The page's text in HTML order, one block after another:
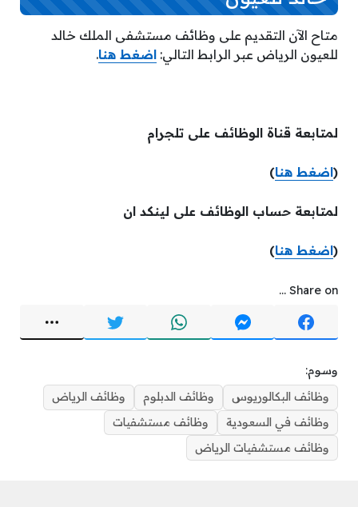
متاح الآن التقديم على وظائف مستشفى الملك خالد
للعيون الرياض عبر الرابط التالي: اضغط هنا.
لمتابعة قناة الوظائف على تلجرام
(اضغط هنا)
لمتابعة حساب الوظائف على لينكد ان
(اضغط هنا)
Share on ...
وسوم:
وظائف البكالوريوس
وظائف الدبلوم
وظائف الرياض
وظائف في السعودية
وظائف مستشفيات
وظائف مستشفيات الرياض